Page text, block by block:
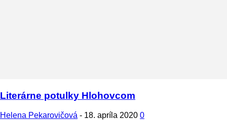
Literárne potulky Hlohovcom
Helena Pekarovičová - 18. apríla 2020 0